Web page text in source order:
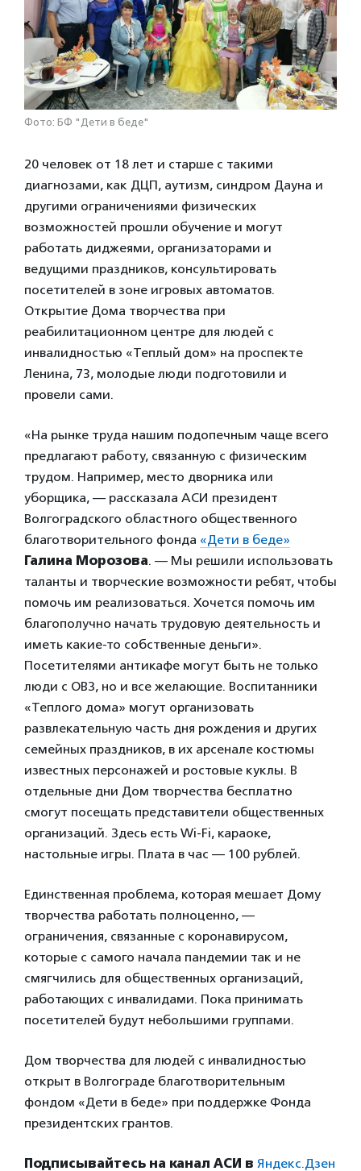
Фото: БФ "Дети в беде"
20 человек от 18 лет и старше с такими
диагнозами, как ДЦП, аутизм, синдром Дауна и
другими ограничениями физических
возможностей прошли обучение и могут
работать диджеями, организаторами и
ведущими праздников, консультировать
посетителей в зоне игровых автоматов.
Открытие Дома творчества при
реабилитационном центре для людей с
инвалидностью «Теплый дом» на проспекте
Ленина, 73, молодые люди подготовили и
провели сами.
«На рынке труда нашим подопечным чаще всего
предлагают работу, связанную с физическим
трудом. Например, место дворника или
уборщика, — рассказала АСИ президент
Волгоградского областного общественного
благотворительного фонда «Дети в беде»
Галина Морозова. — Мы решили использовать
таланты и творческие возможности ребят, чтобы
помочь им реализоваться. Хочется помочь им
благополучно начать трудовую деятельность и
иметь какие-то собственные деньги».
Посетителями антикафе могут быть не только
люди с ОВЗ, но и все желающие. Воспитанники
«Теплого дома» могут организовать
развлекательную часть дня рождения и других
семейных праздников, в их арсенале костюмы
известных персонажей и ростовые куклы. В
отдельные дни Дом творчества бесплатно
смогут посещать представители общественных
организаций. Здесь есть Wi-Fi, караоке,
настольные игры. Плата в час — 100 рублей.
Единственная проблема, которая мешает Дому
творчества работать полноценно, —
ограничения, связанные с коронавирусом,
которые с самого начала пандемии так и не
смягчились для общественных организаций,
работающих с инвалидами. Пока принимать
посетителей будут небольшими группами.
Дом творчества для людей с инвалидностью
открыт в Волгограде благотворительным
фондом «Дети в беде» при поддержке Фонда
президентских грантов.
Подписывайтесь на канал АСИ в Яндекс.Дзен